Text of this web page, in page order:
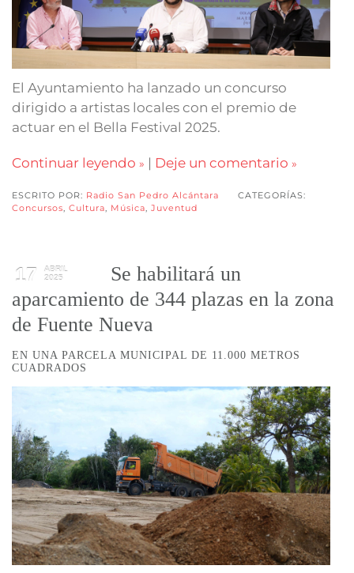
El Ayuntamiento ha lanzado un concurso
dirigido a artistas locales con el premio de
actuar en el Bella Festival 2025.
Continuar leyendo | Deje un comentario
ESCRITO POR: Radio San Pedro Alcántara
CATEGORÍAS:
Concursos Cultura Música Juventud
17
ABRIL
2025
Se habilitará un
aparcamiento de 344 plazas en la zona
de Fuente Nueva
EN UNA PARCELA MUNICIPAL DE 11.000 METROS
CUADRADOS